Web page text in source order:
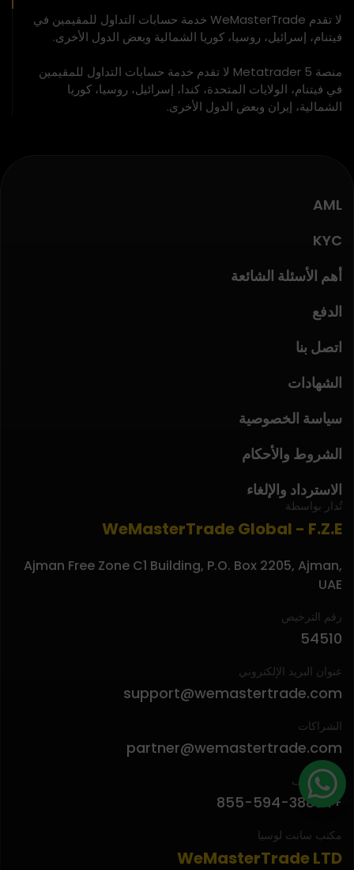
لا تقدم WeMasterTrade خدمة حسابات التداول للمقيمين في
فيتنام، إسرائيل، روسيا، كوريا الشمالية وبعض الدول الأخرى.
منصة Metatrader 5 لا تقدم خدمة حسابات التداول للمقيمين
في فيتنام، الولايات المتحدة، كندا، إسرائيل، روسيا، كوريا
الشمالية، إيران وبعض الدول الأخرى.
تُدار بواسطة
WeMasterTrade Global - F.Z.E
Ajman Free Zone C1 Building, P.O. Box 2205, Ajman,
UAE
رقم الترخيص
54510
عنوان البريد الإلكتروني
support@wemastertrade.com
الشراكات
partner@wemastertrade.com
رقم الهاتف
+1 855-594-3886
مكتب سانت لوسيا
WeMasterTrade LTD
AML
KYC
أهم الأسئلة الشائعة
الدفع
اتصل بنا
الشهادات
سياسة الخصوصية
الشروط والأحكام
الاسترداد والإلغاء